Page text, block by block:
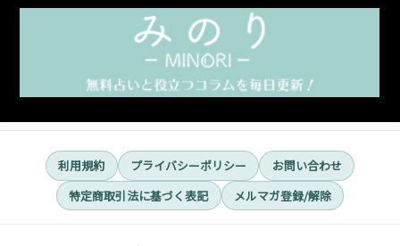
利用規約 プライバシーポリシー
お問い合わせ
特定商取引法に基づく表記
メルマガ登録/解除